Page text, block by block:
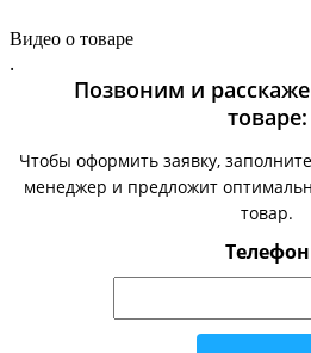
Видео о товаре
.
Позвоним и
товаре:
Чтобы оформить заявку,
менеджер и предложит
товар.
Телефон